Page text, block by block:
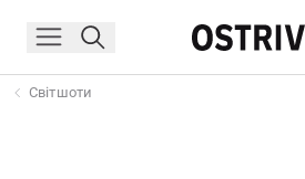
Світшоти